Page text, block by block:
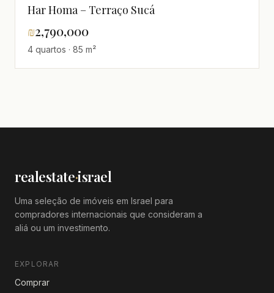
Har Homa – Terraço Sucá
₪2,790,000
4 quartos · 85 m²
realestate·israel
Uma seleção de imóveis em Israel para
compradores internacionais que consideram a
aliá ou um investimento.
EXPLORAR
Comprar